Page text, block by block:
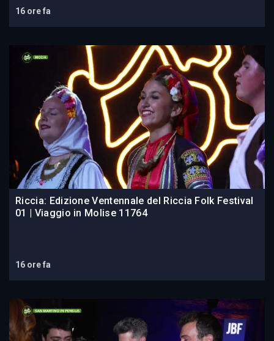
16 ore fa
Riccia: Edizione Ventennale del Riccia Folk Festival
01 | Viaggio in Molise 11764
16 ore fa